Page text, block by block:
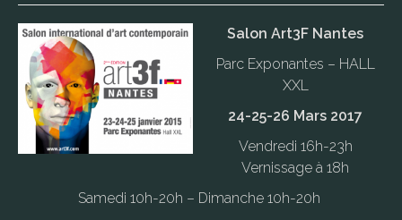
Salon Art3F Nantes
Parc Exponantes – HALL
XXL
24-25-26 Mars 2017
Vendredi 16h-23h
Vernissage à 18h
Samedi 10h-20h – Dimanche 10h-20h